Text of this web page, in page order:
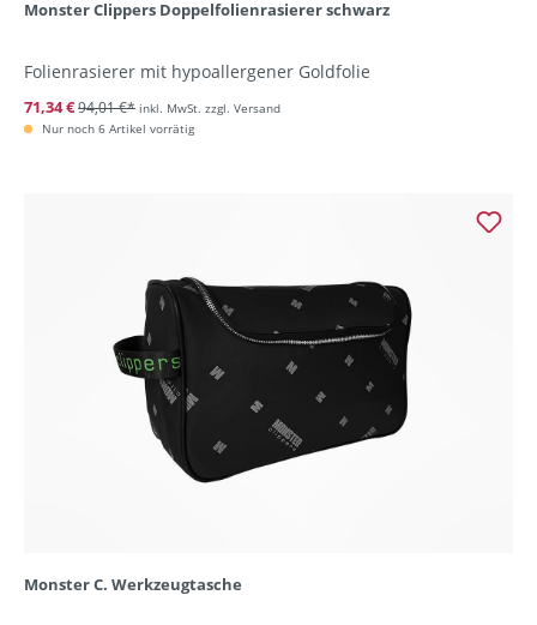
Monster Clippers Doppelfolienrasierer schwarz
Folienrasierer mit hypoallergener Goldfolie
71,34 €94,01 €* inkl. MwSt. zzgl. Versand
Nur noch 6 Artikel vorrätig
Monster C. Werkzeugtasche